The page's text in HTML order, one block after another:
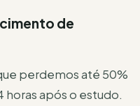
de
perdemos até 50%
após o estudo.